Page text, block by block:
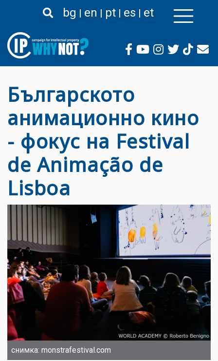
към
съдържание
bg en pt es et
Българското
анимационно кино
- фокус на Festival
de Animação de
Lisboa
снимка: monstrafestival.com